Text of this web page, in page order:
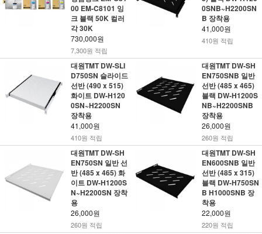
00 EM-C8101 잉
크 블랙 50K 컬러
각 30K
730,000원
7,300원 적립
0SNB~H2200SN
B 장착용
41,000원
410원 적립
대원TMT DW-SLI
D750SN 슬라이드
선반 (490 x 515)
화이트 DW-H120
0SN~H2200SN
장착용
41,000원
410원 적립
대원TMT DW-SH
EN750SNB 일반
선반 (485 x 465)
블랙 DW-H1200S
NB~H2200SNB
장착용
26,000원
260원 적립
대원TMT DW-SH
EN750SN 일반 선
반 (485 x 465) 화
이트 DW-H1200S
N~H2200SN 장착
용
26,000원
260원 적립
대원TMT DW-SH
EN600SNB 일반
선반 (485 x 315)
블랙 DW-H750SN
B H1000SNB 장
착용
22,000원
220원 적립